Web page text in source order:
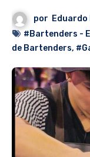
por Eduardo
#Bartenders -
de Bartenders,